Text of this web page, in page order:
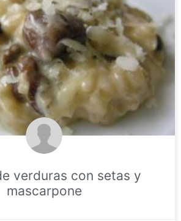
verduras con setas y
mascarpone